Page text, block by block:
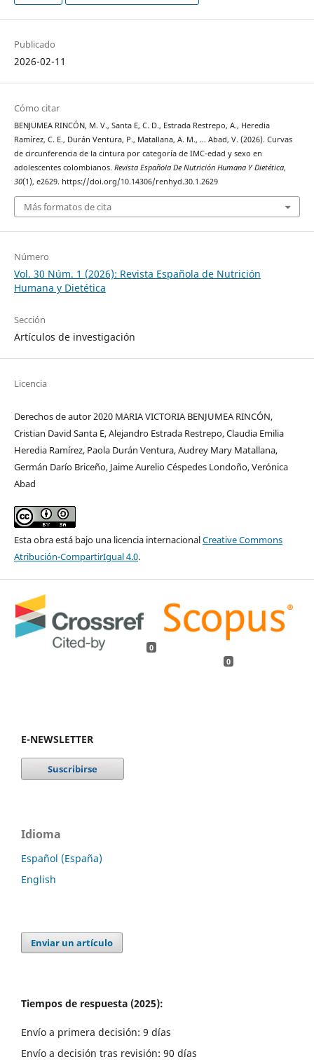
Publicado
2026-02-11
Cómo citar
BENJUMEA RINCÓN, M. V., Santa E, C. D., Estrada Restrepo, A., Heredia
Ramírez, C. E., Durán Ventura, P., Matallana, A. M., … Abad, V. (2026). Curvas
de circunferencia de la cintura por categoría de IMC-edad y sexo en
adolescentes colombianos. Revista Española De Nutrición Humana Y Dietética,
30(1), e2629. https://doi.org/10.14306/renhyd.30.1.2629
Más formatos de cita
Número
Vol. 30 Núm. 1 (2026): Revista Española de Nutrición
Humana y Dietética
Sección
Artículos de investigación
Licencia
Derechos de autor 2020 MARIA VICTORIA BENJUMEA RINCÓN,
Cristian David Santa E, Alejandro Estrada Restrepo, Claudia Emilia
Heredia Ramírez, Paola Durán Ventura, Audrey Mary Matallana,
Germán Darío Briceño, Jaime Aurelio Céspedes Londoño, Verónica
Abad
Esta obra está bajo una licencia internacionalCreative Commons
Atribución-CompartirIgual 4.0.
0
0
E-NEWSLETTER
Idioma
Español (España)
English
Enviar un artículo
Tiempos de respuesta (2025):
Envío a primera decisión: 9 días
Envío a decisión tras revisión: 90 días